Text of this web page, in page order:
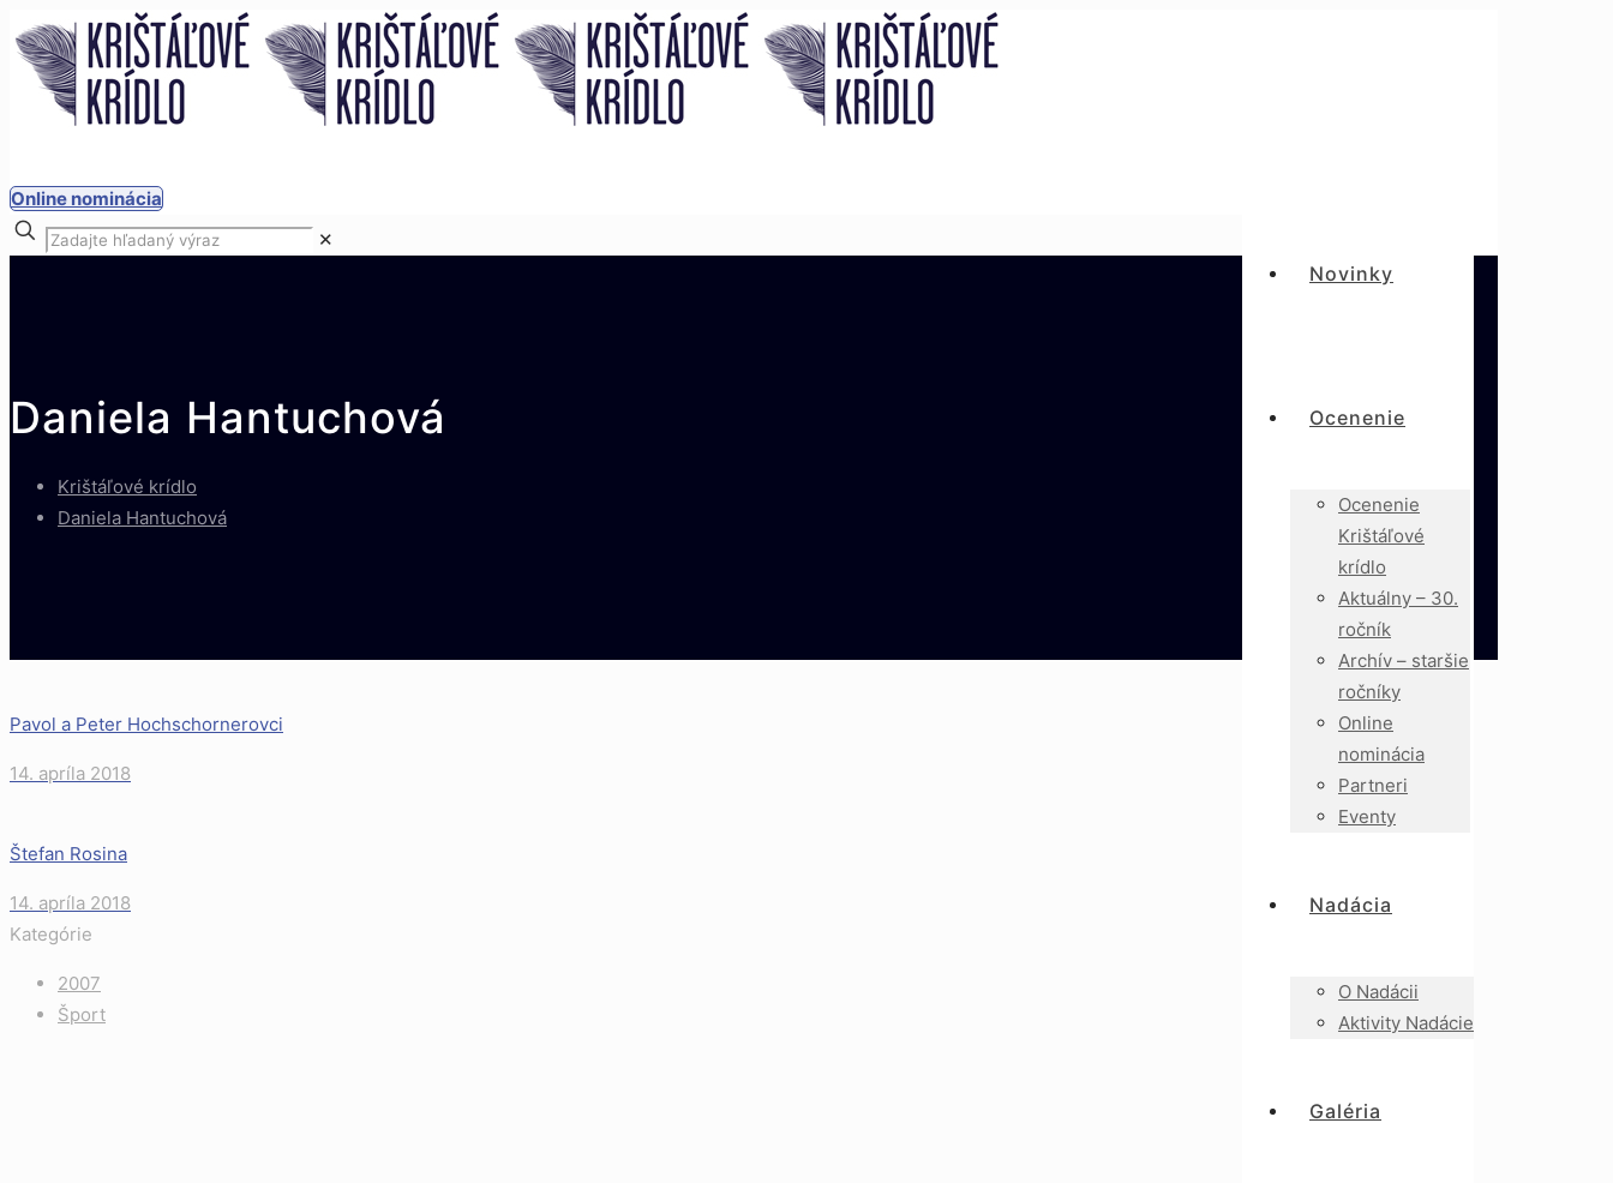
Novinky
Ocenenie
Ocenenie
Krištáľové
krídlo
Aktuálny – 30.
ročník
Archív – staršie
ročníky
Online
nominácia
Partneri
Eventy
Nadácia
O Nadácii
Aktivity Nadácie
Galéria
Online nominácia
✕
Daniela Hantuchová
Krištáľové krídlo
Daniela Hantuchová
Pavol a Peter Hochschornerovci
14. apríla 2018
Štefan Rosina
14. apríla 2018
Kategórie
2007
Šport